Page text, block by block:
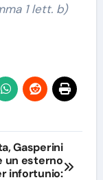
1 lett. b)
Gasperini
un esterno
infortunio: